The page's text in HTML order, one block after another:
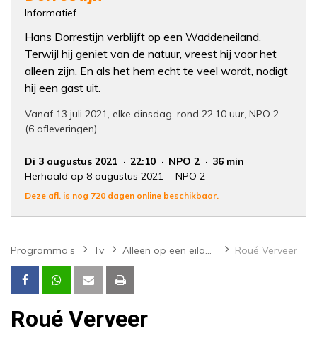
Informatief
Hans Dorrestijn verblijft op een Waddeneiland.
Terwijl hij geniet van de natuur, vreest hij voor het
alleen zijn. En als het hem echt te veel wordt, nodigt
hij een gast uit.
Vanaf 13 juli 2021, elke dinsdag, rond 22.10 uur, NPO 2.
(6 afleveringen)
Di 3 augustus 2021 22:10 NPO 2
36 min
Herhaald op 8 augustus 2021
NPO 2
Deze afl. is nog 720 dagen online beschikbaar.
Programma’s Tv Alleen op een eiland met Hans Dorrestijn Roué Verveer
Roué Verveer